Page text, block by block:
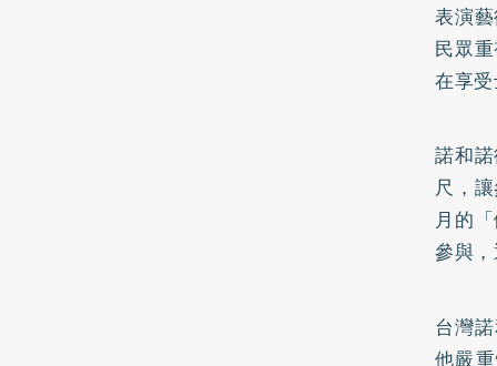
表演
民眾
在享
諾和
尺，
月的
參與
台灣
他嚴